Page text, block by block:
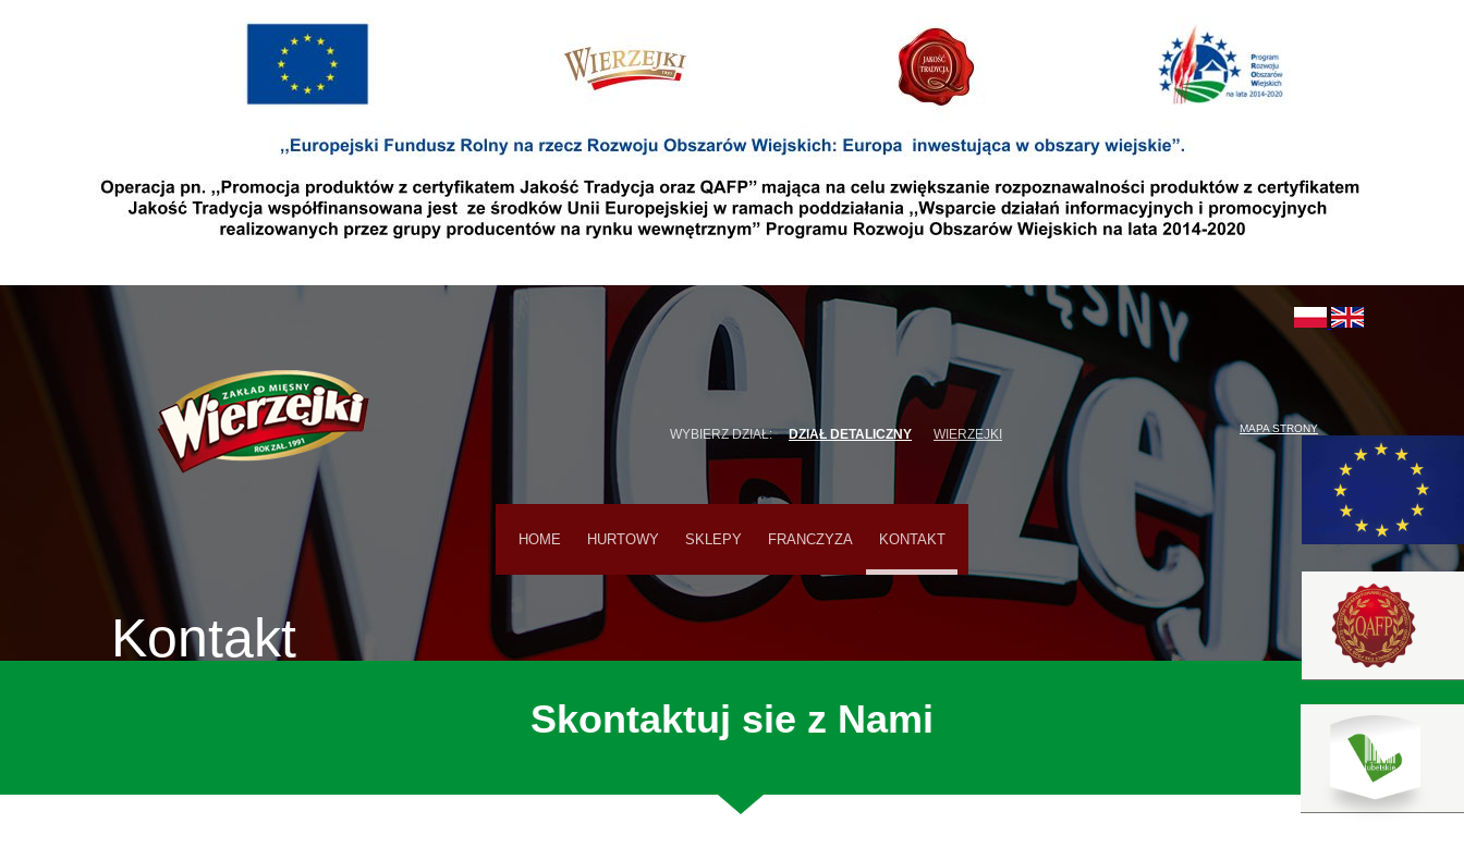
WYBIERZ DZIAŁ: DZIAŁ DETALICZNY WIERZEJKI MAPA STRONY
HOME HURTOWY SKLEPY FRANCZYZA KONTAKT
Kontakt
Skontaktuj sie z Nami